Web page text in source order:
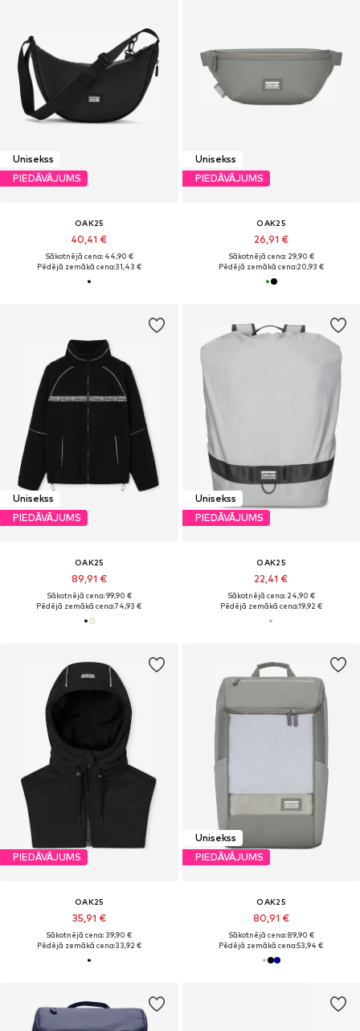
Unisekss
PIEDĀVĀJUMS
OAK25
40,41 €
Sākotnējā cena: 44,90 €
Pēdējā zemākā cena:31,43 €
Unisekss
PIEDĀVĀJUMS
OAK25
26,91 €
Sākotnējā cena: 29,90 €
Pēdējā zemākā cena:20,93 €
Unisekss
PIEDĀVĀJUMS
OAK25
89,91 €
Sākotnējā cena: 99,90 €
Pēdējā zemākā cena:74,93 €
Unisekss
PIEDĀVĀJUMS
OAK25
22,41 €
Sākotnējā cena: 24,90 €
Pēdējā zemākā cena:19,92 €
PIEDĀVĀJUMS
OAK25
35,91 €
Sākotnējā cena: 39,90 €
Pēdējā zemākā cena:33,92 €
Unisekss
PIEDĀVĀJUMS
OAK25
80,91 €
Sākotnējā cena: 89,90 €
Pēdējā zemākā cena:53,94 €